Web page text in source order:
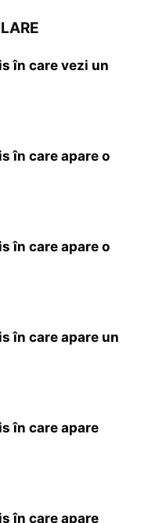
în care vezi un
în care apare o
în care apare o
în care apare un
în care apare
în care apare